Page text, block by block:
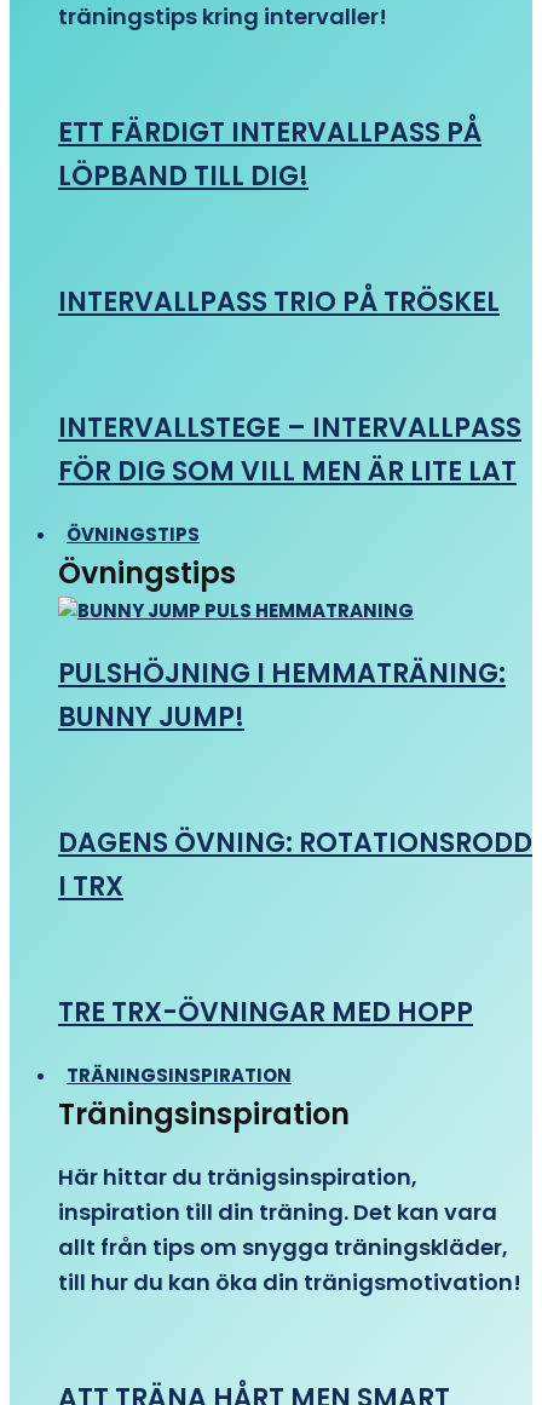
träningstips kring intervaller!
ETT FÄRDIGT INTERVALLPASS PÅ
LÖPBAND TILL DIG!
INTERVALLPASS TRIO PÅ TRÖSKEL
INTERVALLSTEGE – INTERVALLPASS
FÖR DIG SOM VILL MEN ÄR LITE LAT
ÖVNINGSTIPS
Övningstips
PULSHÖJNING I HEMMATRÄNING:
BUNNY JUMP!
DAGENS ÖVNING: ROTATIONSRODD
I TRX
TRE TRX-ÖVNINGAR MED HOPP
TRÄNINGSINSPIRATION
Träningsinspiration
Här hittar du tränigsinspiration,
inspiration till din träning. Det kan vara
allt från tips om snygga träningskläder,
till hur du kan öka din tränigsmotivation!